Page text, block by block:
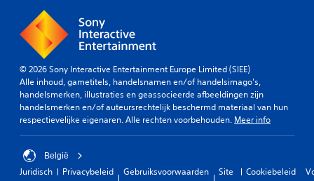
© 2026 Sony Interactive Entertainment Europe Limited (SIEE)
Alle inhoud, gametitels, handelsnamen en/of handelsimago's,
handelsmerken, illustraties en geassocieerde afbeeldingen zijn
handelsmerken en/of auteursrechtelijk beschermd materiaal van hun
respectievelijke eigenaren. Alle rechten voorbehouden. Meer info
België
Juridisch Privacybeleid
Gebruiksvoorwaarden
Site
Cookiebeleid